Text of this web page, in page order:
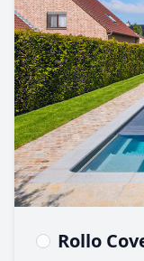
Rollo